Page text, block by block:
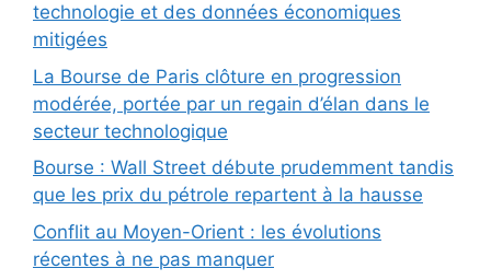
technologie et des données économiques
mitigées
La Bourse de Paris clôture en progression
modérée, portée par un regain d’élan dans le
secteur technologique
Bourse : Wall Street débute prudemment tandis
que les prix du pétrole repartent à la hausse
Conflit au Moyen-Orient : les évolutions
récentes à ne pas manquer